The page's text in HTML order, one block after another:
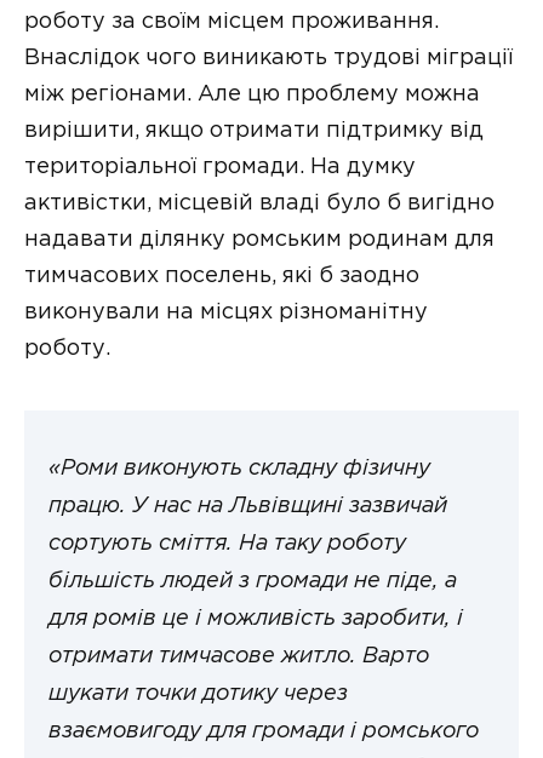
роботу за своїм місцем проживання.
Внаслідок чого виникають трудові міграції
між регіонами. Але цю проблему можна
вирішити, якщо отримати підтримку від
територіальної громади. На думку
активістки, місцевій владі було б вигідно
надавати ділянку ромським родинам для
тимчасових поселень, які б заодно
виконували на місцях різноманітну
роботу.
«Роми виконують складну фізичну
працю. У нас на Львівщині зазвичай
сортують сміття. На таку роботу
більшість людей з громади не піде, а
для ромів це і можливість заробити, і
отримати тимчасове житло. Варто
шукати точки дотику через
взаємовигоду для громади і ромського